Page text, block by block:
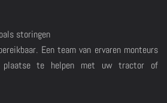
storingen
Een team van ervaren monteurs
te helpen met uw tractor of